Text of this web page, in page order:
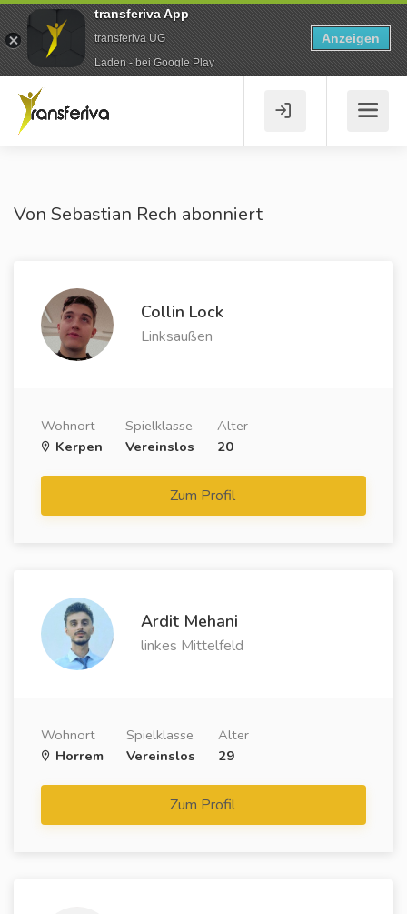
Von Sebastian Rech abonniert
Collin Lock
Linksaußen
Wohnort
Kerpen
Spielklasse
Vereinslos
Alter
20
Zum Profil
Ardit Mehani
linkes Mittelfeld
Wohnort
Horrem
Spielklasse
Vereinslos
Alter
29
Zum Profil
transferiva App
transferiva UG
Laden - bei Google Play
Anzeigen